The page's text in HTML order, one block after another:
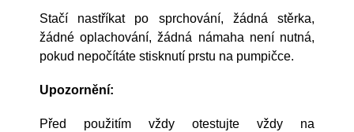
Stačí nastříkat po sprchování, žádná stěrka,
žádné oplachování, žádná námaha není nutná,
pokud nepočítáte stisknutí prstu na pumpičce.
Upozornění:
Před použitím vždy otestujte vždy na